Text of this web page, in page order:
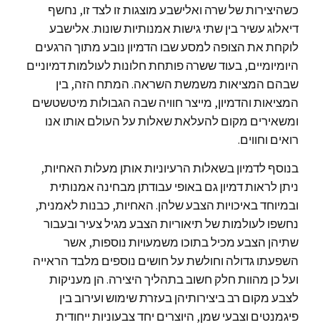
כשהיצירות של שרה ואלישבע מוצגות זו לצד זו, נחשף
דיאלוג עשיר בין שתי גישות אמנותיות שונות. אלישבע
לוקחת את הצופה למסע שבו הדמיון נובע מתוך הרגעים
היומיומיים, בעוד ששרה פותחת חלונות לעולמות דמיוניים
שבהם המציאות משמשת השראה. המתח הזה, בין
המציאות והדמיון, מייצר חוויה שבה הגבולות מיטשטשים
ומשאירים מקום להעלאת שאלות על העולם אותו אנו
רואים וחווים.
בנוסף לדמיון בשאלות הרעיוניות אותן מעלות האחיות,
ניתן לראות דמיון גם באופי עבודתן מבחינה אמנותית
ובמיוחד באיכויות הצבע שלהן. האחיות, כבנות לאמנית,
נחשפו לעולמות של תיאוריות הצבע מגיל צעיר ובעבור
שתיהן הצבע מכיל בתוכו משמעויות נוספות, אשר
השפעתו גדולה וחולשת על חושים נוספים מלבד הראייה
ועל כן מהוות חלק חשוב בתהליך היצירה. הן מעניקות
לצבע מקום רב ביצירותיהן בעזרת שימוש ועירוב בין
פיגמנטים וצבעי שמן, היוצרים יחד צבעוניות ייחודית